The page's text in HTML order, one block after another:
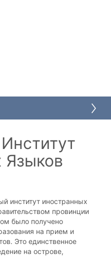
Языков
институт иностранных
провинции
было получено
на прием и
Это единственное
на острове,